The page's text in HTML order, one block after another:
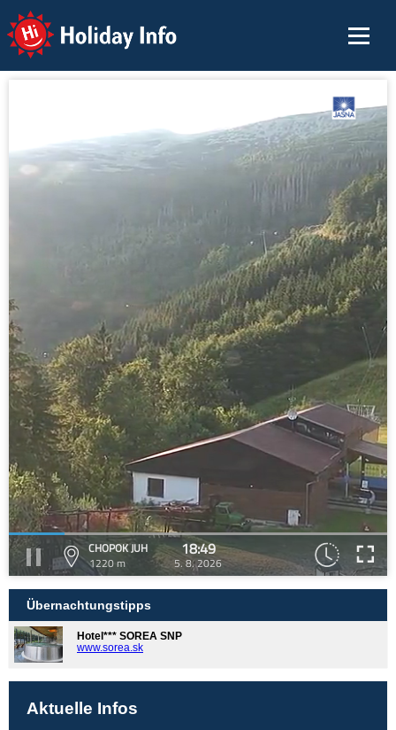
Holiday Info
CHOPOK JUH
1220 m
18:49
5. 8. 2026
Übernachtungstipps
Hotel*** SOREA SNP
www.sorea.sk
Aktuelle Infos